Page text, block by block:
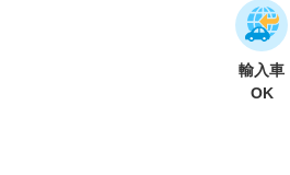
輸入車
OK